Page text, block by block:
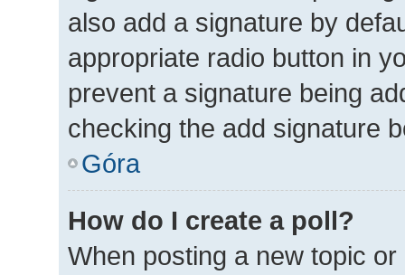
also add a signature by
appropriate radio button in
prevent a signature being
checking the add signature
Góra
How do I create a poll?
When posting a new topic